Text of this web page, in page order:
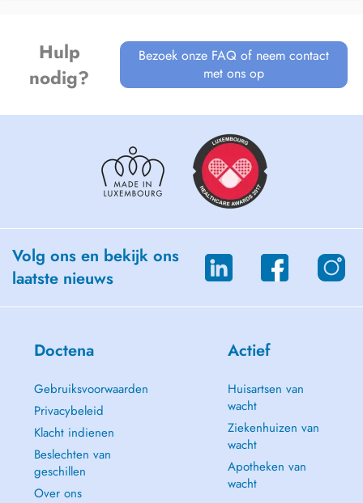
Hulp
nodig?
Bezoek onze FAQ of neem contact
met ons op
Volg ons en bekijk ons
laatste nieuws
Doctena
Gebruiksvoorwaarden
Privacybeleid
Klacht indienen
Beslechten van
geschillen
Over ons
Actief
Huisartsen van
wacht
Ziekenhuizen van
wacht
Apotheken van
wacht